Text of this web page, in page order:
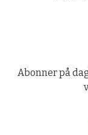
Abonner på